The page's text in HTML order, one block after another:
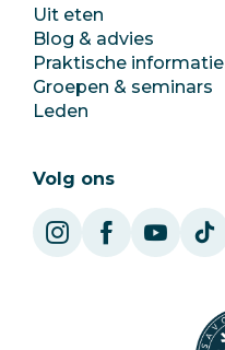
Uit eten
Blog & advies
Praktische informatie
Groepen & seminars
Leden
Volg ons